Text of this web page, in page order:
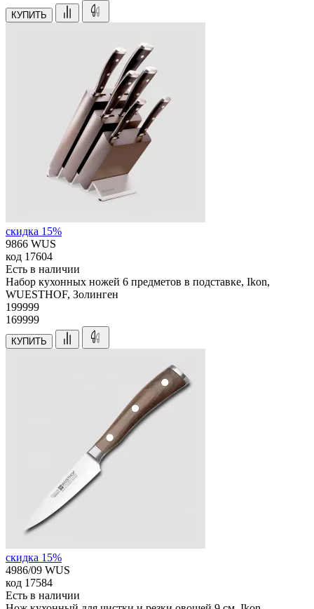
КУПИТЬ
скидка 15%
9866 WUS
код 17604
Есть в наличии
Набор кухонных ножей 6 предметов в подставке, Ikon,
WUESTHOF, Золинген
199999
169999
КУПИТЬ
скидка 15%
4986/09 WUS
код 17584
Есть в наличии